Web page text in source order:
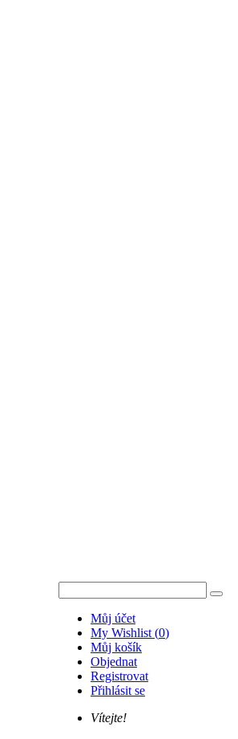
Můj účet
My Wishlist (0)
Můj košík
Objednat
Registrovat
Přihlásit se
Vítejte!